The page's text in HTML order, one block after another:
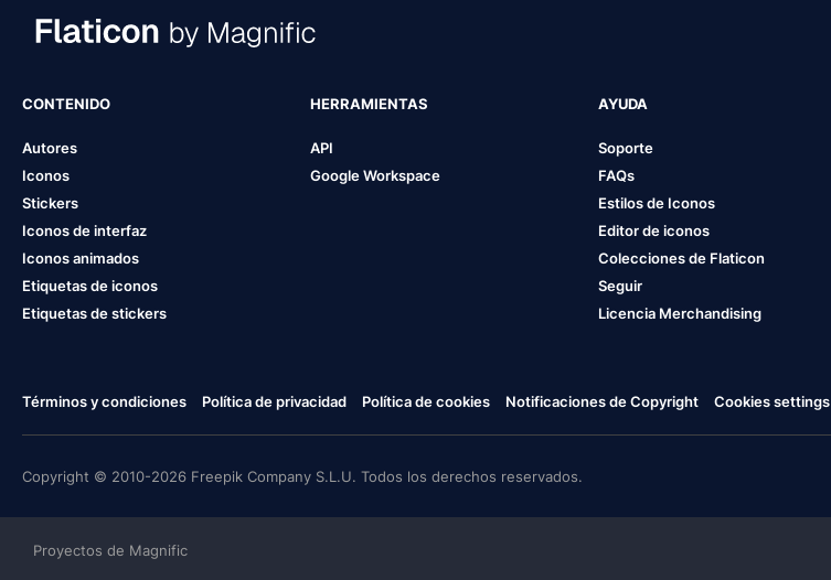
CONTENIDO
Autores
Iconos
Stickers
Iconos de interfaz
Iconos animados
Etiquetas de iconos
Etiquetas de stickers
HERRAMIENTAS
API
Google Workspace
AYUDA
Soporte
FAQs
Estilos de Iconos
Editor de iconos
Colecciones de Flaticon
Seguir
Licencia Merchandising
Términos y condiciones Política de privacidad Política de cookies Notificaciones de Copyright Cookies settings
Copyright © 2010-2026 Freepik Company S.L.U. Todos los derechos reservados.
Proyectos de Magnific